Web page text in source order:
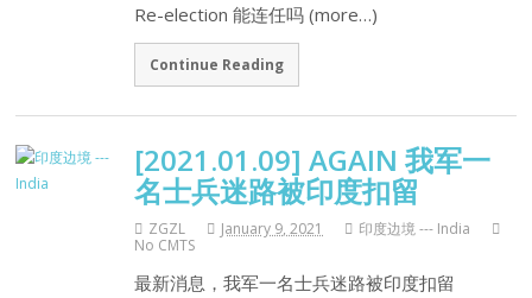
Re-election 能连任吗 (more…)
Continue Reading
[2021.01.09] AGAIN 我军一
名士兵迷路被印度扣留
ZGZL January 9, 2021
印度边境 --- India
No CMTS
最新消息，我军一名士兵迷路被印度扣留